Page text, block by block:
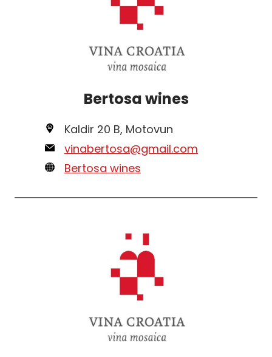
Bertosa wines
Kaldir 20 B, Motovun
vinabertosa@gmail.com
Bertosa wines